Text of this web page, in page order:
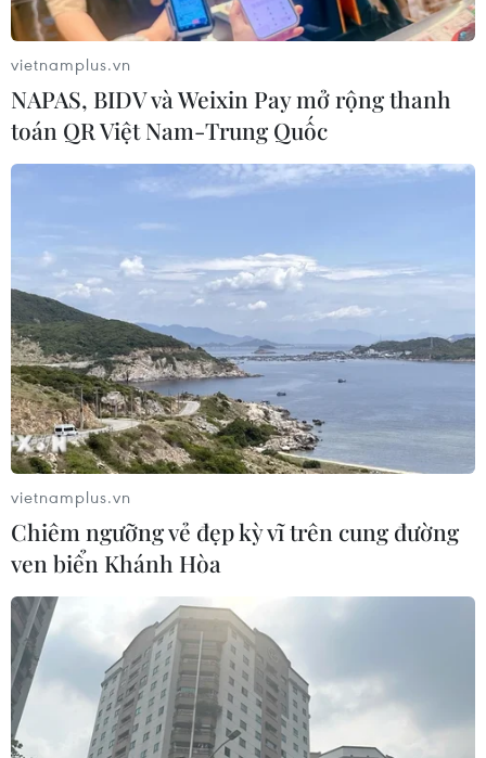
vietnamplus.vn
NAPAS, BIDV và Weixin Pay mở rộng thanh
toán QR Việt Nam-Trung Quốc
vietnamplus.vn
Chiêm ngưỡng vẻ đẹp kỳ vĩ trên cung đường
ven biển Khánh Hòa